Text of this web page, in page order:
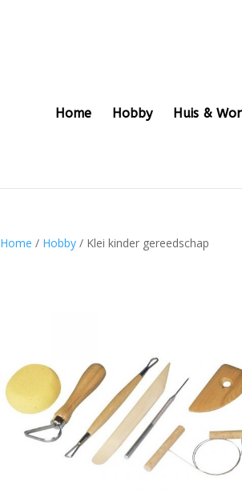
Home Hobby Huis &
Home / Hobby / Klei kinder gereedschap